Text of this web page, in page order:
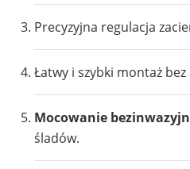
Precyzyjna regulacja
Łatwy i szybki montaż bez
Mocowanie
śladów.